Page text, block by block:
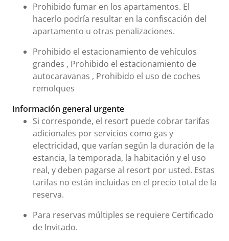
Prohibido fumar en los apartamentos. El
hacerlo podría resultar en la confiscación del
apartamento u otras penalizaciones.
Prohibido el estacionamiento de vehículos
grandes , Prohibido el estacionamiento de
autocaravanas , Prohibido el uso de coches
remolques
Información general urgente
Si corresponde, el resort puede cobrar tarifas
adicionales por servicios como gas y
electricidad, que varían según la duración de la
estancia, la temporada, la habitación y el uso
real, y deben pagarse al resort por usted. Estas
tarifas no están incluidas en el precio total de la
reserva.
Para reservas múltiples se requiere Certificado
de Invitado.